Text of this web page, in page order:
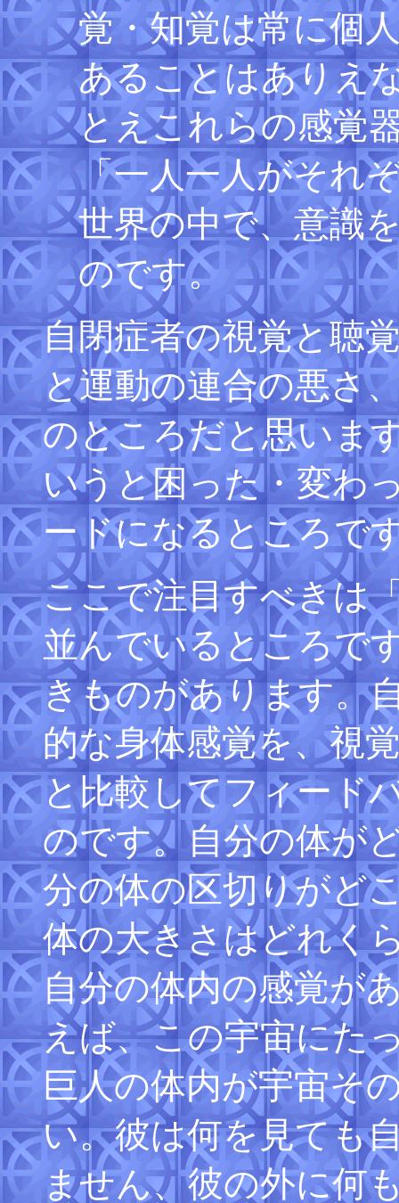
覚・知覚は常に個
あることはありえ
とえこれらの感覚
「一人一人がそれ
世界の中で、意識
のです。
自閉症者の視覚と聴
と運動の連合の悪さ
のところだと思いま
いうと困った・変わ
ードになるところで
ここで注目すべきは
並んでいるところで
きものがあります。
的な身体感覚を、視
と比較してフィード
のです。自分の体が
分の体の区切りがど
体の大きさはどれく
自分の体内の感覚が
えば、この宇宙にた
巨人の体内が宇宙そ
い。彼は何を見ても
ません、彼の外に何